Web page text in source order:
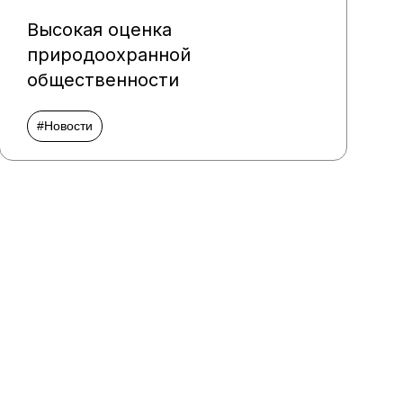
Высокая оценка
природоохранной
общественности
#Новости